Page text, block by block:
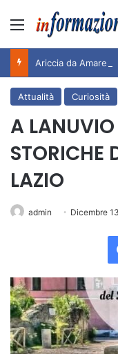
Menu
Attualità Curiosità
A LANUVIO
STORICHE
LAZIO
admin Dicembre